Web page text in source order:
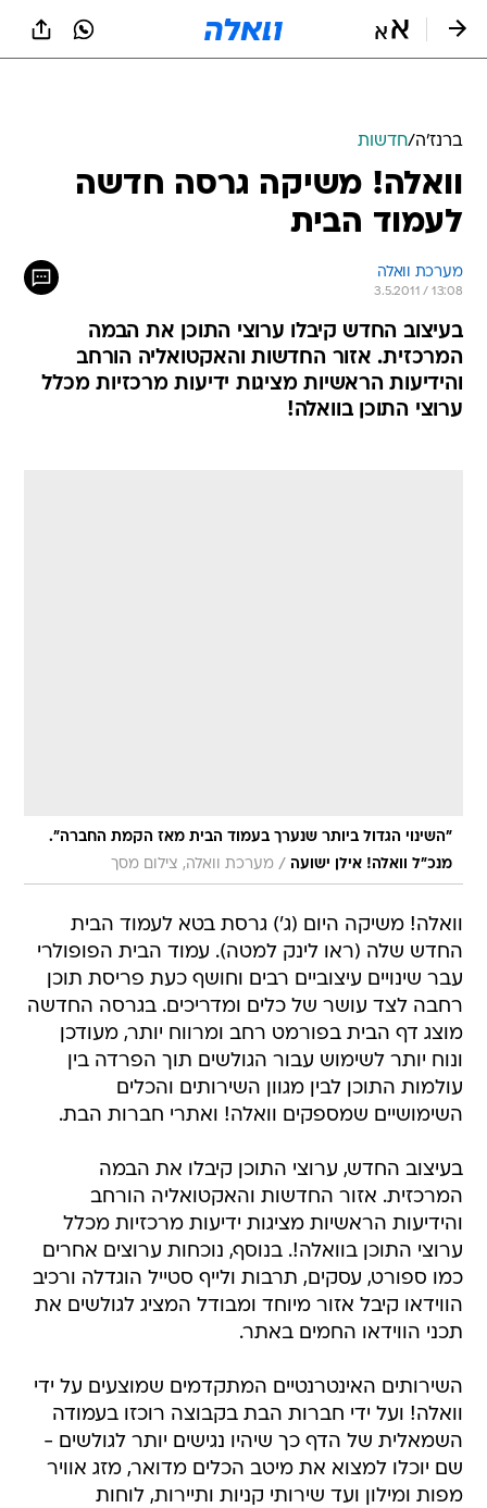
ברנז'ה/חדשות
וואלה! משיקה גרסה חדשה
לעמוד הבית
מערכת וואלה
3.5.2011 / 13:08
בעיצוב החדש קיבלו ערוצי התוכן את הבמה
המרכזית. אזור החדשות והאקטואליה הורחב
והידיעות הראשיות מציגות ידיעות מרכזיות מכלל
ערוצי התוכן בוואלה!
"השינוי הגדול ביותר שנערך בעמוד הבית מאז הקמת החברה".
מנכ"ל וואלה! אילן ישועה / מערכת וואלה, צילום מסך
וואלה! משיקה היום (ג') גרסת בטא לעמוד הבית
החדש שלה (ראו לינק למטה). עמוד הבית הפופולרי
עבר שינויים עיצוביים רבים וחושף כעת פריסת תוכן
רחבה לצד עושר של כלים ומדריכים. בגרסה החדשה
מוצג דף הבית בפורמט רחב ומרווח יותר, מעודכן
ונוח יותר לשימוש עבור הגולשים תוך הפרדה בין
עולמות התוכן לבין מגוון השירותים והכלים
השימושיים שמספקים וואלה! ואתרי חברות הבת.
בעיצוב החדש, ערוצי התוכן קיבלו את הבמה
המרכזית. אזור החדשות והאקטואליה הורחב
והידיעות הראשיות מציגות ידיעות מרכזיות מכלל
ערוצי התוכן בוואלה!. בנוסף, נוכחות ערוצים אחרים
כמו ספורט, עסקים, תרבות ולייף סטייל הוגדלה ורכיב
הווידאו קיבל אזור מיוחד ומבודל המציג לגולשים את
תכני הווידאו החמים באתר.
השירותים האינטרנטיים המתקדמים שמוצעים על ידי
וואלה! ועל ידי חברות הבת בקבוצה רוכזו בעמודה
השמאלית של הדף כך שיהיו נגישים יותר לגולשים -
שם יוכלו למצוא את מיטב הכלים מדואר, מזג אוויר
מפות ומילון ועד שירותי קניות ותיירות, לוחות